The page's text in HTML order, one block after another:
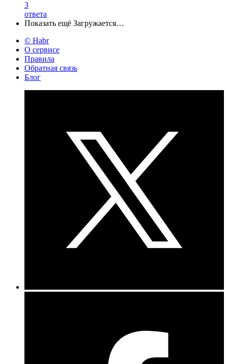
3
ответа
Показать ещё Загружается…
© Habr
О сервисе
Правила
Обратная связь
Блог